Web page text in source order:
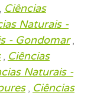
Ciências
Naturais -
- Gondomar,
, Ciências
Naturais -
, Ciências